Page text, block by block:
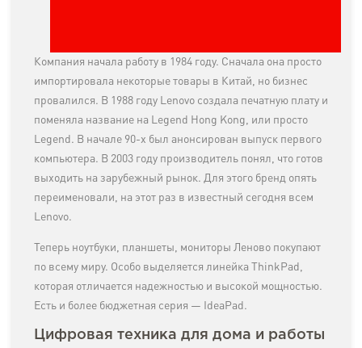
Компания начала работу в 1984 году. Сначала она просто
импортировала некоторые товары в Китай, но бизнес
провалился. В 1988 году Lenovo создала печатную плату и
поменяла название на Legend Hong Kong, или просто
Legend. В начале 90-х был анонсирован выпуск первого
компьютера. В 2003 году производитель понял, что готов
выходить на зарубежный рынок. Для этого бренд опять
переименовали, на этот раз в известный сегодня всем
Lenovo.
Теперь ноутбуки, планшеты, мониторы Леново покупают
по всему миру. Особо выделяется линейка ThinkPad,
которая отличается надежностью и высокой мощностью.
Есть и более бюджетная серия — IdeaPad.
Цифровая техника для дома и работы